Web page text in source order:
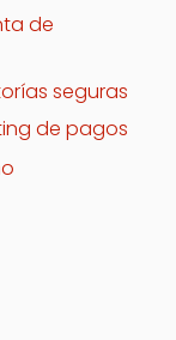
de
seguras
de pagos